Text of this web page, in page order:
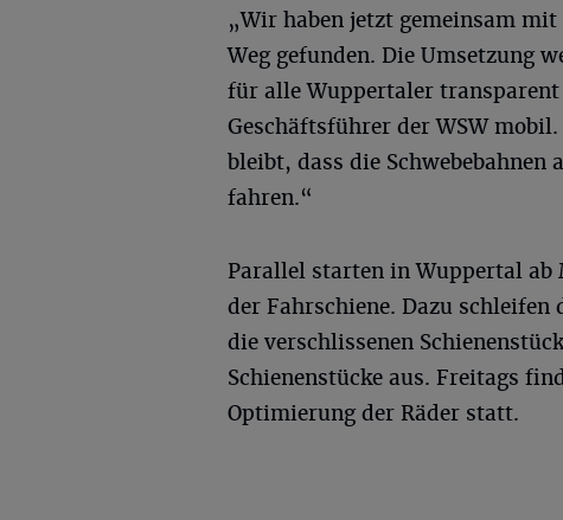
„Wir haben jetzt gemeinsam
Weg gefunden. Die Umsetzung
für alle Wuppertaler transparent
Geschäftsführer der WSW
bleibt, dass die Schwebebahnen
fahren.“
Parallel starten in Wuppertal ab
der Fahrschiene. Dazu schleifen
die verschlissenen
Schienenstücke aus. Freitags
Optimierung der Räder statt.